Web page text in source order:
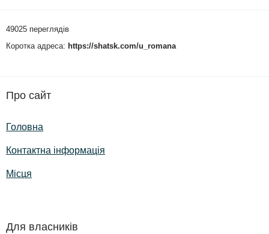
49025 переглядів
Коротка адреса: https://shatsk.com/u_romana
Про сайт
Головна
Контактна інформація
Місця
Для власників